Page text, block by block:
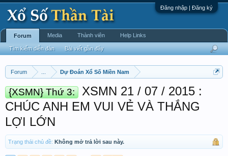
Đăng nhập | Đăng ký
Forum Dự Đoán Xổ Số Miền Nam
{XSMN} Thứ 3:
XSMN 21 / 07 / 2015 :
CHÚC ANH EM VUI VẺ VÀ THẮNG
LỢI LỚN
Trạng thái chủ đề: Không mở trả lời sau này.
Forum
Tìm kiếm diễn đàn Bài viết gần đây
Media Thành viên Help Links